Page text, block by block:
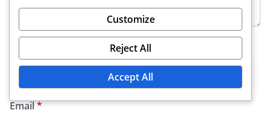
Email*
Customize
Reject All
Accept All